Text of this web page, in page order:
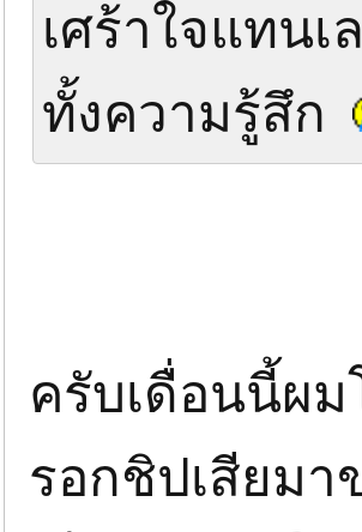
เศร้าใจแทนเ
ทั้งความรู้สึก
ครับเดื่อนนี้ผ
รอกชิปเสียมา